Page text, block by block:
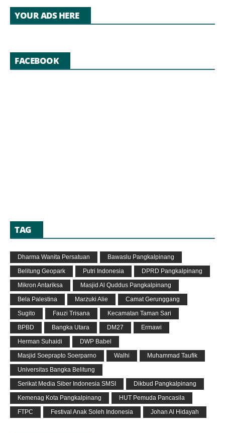
YOUR ADS HERE
FACEBOOK
TAG
Dharma Wanita Persatuan
Bawaslu Pangkalpinang
Belitung Geopark
Putri Indonesia
DPRD Pangkalpinang
Mikron Antariksa
Masjid Al Quddus Pangkalpinang
Bela Palestina
Marzuki Alie
Camat Gerunggang
Sugito
Fauzi Trisana
Kecamatan Taman Sari
BPBD
Bangka Utara DM27
Ermawi
Herman Suhaidi
DWP Babel
Masjid Soeprapto Soerparno
Walhi
Muhammad Taufik
Universitas Bangka Belitung
Serikat Media Siber Indonesia SMSI
Dikbud Pangkalpinang
Kemenag Kota Pangkalpinang
HUT Pemuda Pancasila
FTPC
Festival Anak Soleh Indonesia Johan Al Hidayah